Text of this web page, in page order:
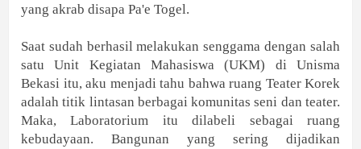
yang akrab disapa Pa'e Togel.
Saat sudah berhasil melakukan senggama dengan salah
satu Unit Kegiatan Mahasiswa (UKM) di Unisma
Bekasi itu, aku menjadi tahu bahwa ruang Teater Korek
adalah titik lintasan berbagai komunitas seni dan teater.
Maka, Laboratorium itu dilabeli sebagai ruang
kebudayaan. Bangunan yang sering dijadikan